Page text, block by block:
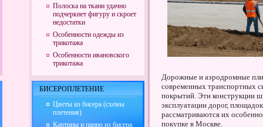
Дорожные и аэродромные
современных транспортных
покрытий. Эти конструкции
эксплуатации дорог,
рассматриваются их
покупке в Москве.
Полоска на ткани удачно
подчеркнет фигуру и скроет
недостатки
Особенности одежды из
трикотажа
Особенности ивановского
трикотажа
БИСЕРОПЛЕТЕНИЕ
Цветы из бисера (схемы
плетения)
Картины и панно из бисера